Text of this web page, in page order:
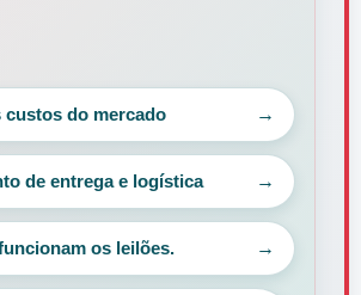
custos do mercado
de entrega e logística
os leilões.